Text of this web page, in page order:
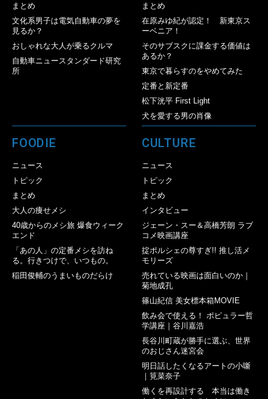
まとめ
文化系男子は電気自動車の夢を
見るか？
おしゃれな大人が乗るクルマ
自動車ニュースタンダード研究
所
まとめ
在原みゆ紀が認定！ 新東京ス
ーベニア！
そのサブスクに課金する価値は
あるか？
東京で暮らすのをやめてみた
定番と新定番
松下洸平 First Light
犬を愛する男の肖像
FOODIE
ニュース
トピック
まとめ
大人の痩せメシ
40歳からのメシ旅 爆食ウィーク
エンド
「あの人」の定番メシを訪ね
る。行きつけで、いつもの。
稲田俊輔のうまいものだらけ
CULTURE
ニュース
トピック
まとめ
インタビュー
ジェーン・スー＆高橋芳朗 ラブ
コメ映画講座
掟ポルシェの尊すぎ!! 推し活メ
モリーズ
売れている映画は面白いのか｜
菊地成孔
篠山紀信 美女標本箱MOVIE
飲み会で使える！ ポピュラー哲
学講座｜谷川嘉浩
長谷川町蔵が勝手に選ぶ、世界
のおじさん迷宮会
明日話したくなるアートの小噺
｜筧菜奈子
働くを再設計する 本当は働き